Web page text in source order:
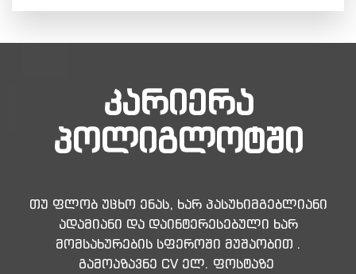
კარიერა
პოლიგლოტში
თუ ფლობ უცხო ენას, ხარ პასუხიმგებლიანი
ადამიანი და დაინტერესებული ხარ
მომსახურების სფეროში მუშაობით .
გამოაზავნე CV ელ. ფოსტაზე